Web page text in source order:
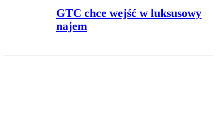
GTC chce wejść w luksusowy
najem